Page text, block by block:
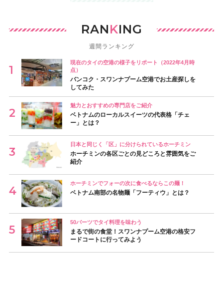
RANKING
週間ランキング
現在のタイの空港の様子をリポート（2022年4月時
点）
バンコク・スワンナプーム空港でお土産探しを
してみた
魅力とおすすめの専門店をご紹介
ベトナムのローカルスイーツの代表格「チェ
ー」とは？
日本と同じく「区」に分けられているホーチミン
ホーチミンの各区ごとの見どころと雰囲気をご
紹介
ホーチミンでフォーの次に食べるならこの麺！
ベトナム南部の名物麺「フーティウ」とは？
50バーツでタイ料理を味わう
まるで街の食堂！スワンナプーム空港の格安フ
ードコートに行ってみよう